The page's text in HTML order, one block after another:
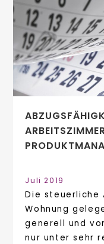
Juli 2019
Die steuerliche
Wohnung
generell und
nur unter sehr